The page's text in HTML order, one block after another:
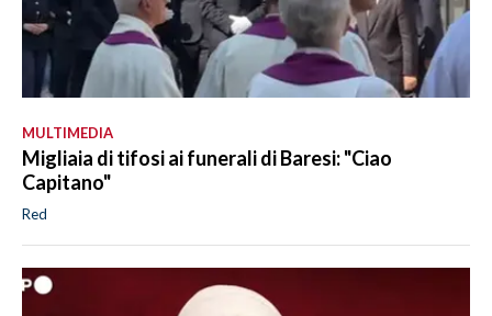
MULTIMEDIA
Migliaia di tifosi ai funerali di Baresi: "Ciao
Capitano"
Red